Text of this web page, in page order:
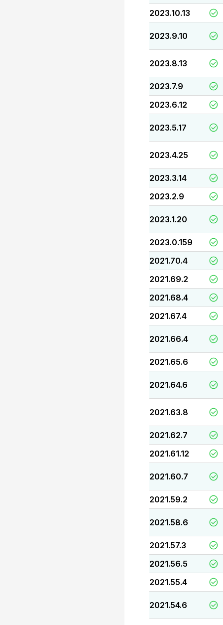
2023.10.13
2023.9.10
2023.8.13
2023.7.9
2023.6.12
2023.5.17
2023.4.25
2023.3.14
2023.2.9
2023.1.20
2023.0.159
2021.70.4
2021.69.2
2021.68.4
2021.67.4
2021.66.4
2021.65.6
2021.64.6
2021.63.8
2021.62.7
2021.61.12
2021.60.7
2021.59.2
2021.58.6
2021.57.3
2021.56.5
2021.55.4
2021.54.6